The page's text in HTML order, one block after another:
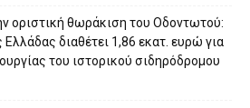
οριστική θωράκιση του Οδοντωτού:
Ελλάδας διαθέτει 1,86 εκατ. ευρώ για
του ιστορικού σιδηρόδρομου